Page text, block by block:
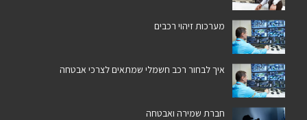
מערכות זיהוי רכבים
איך לבחור רכב חשמלי שמתאים לצרכי אבטחה
חברת שמירה ואבטחה